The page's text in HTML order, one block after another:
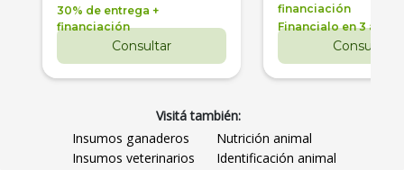
30% de entrega +
financiación
Consultar
financiación
Financialo en 3 años
Consultar
Visitá también:
Insumos ganaderos
Nutrición animal
Insumos veterinarios
Identificación animal